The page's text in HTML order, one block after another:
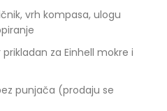
vrh kompasa, ulogu
za Einhell mokre i
punjača (prodaju se